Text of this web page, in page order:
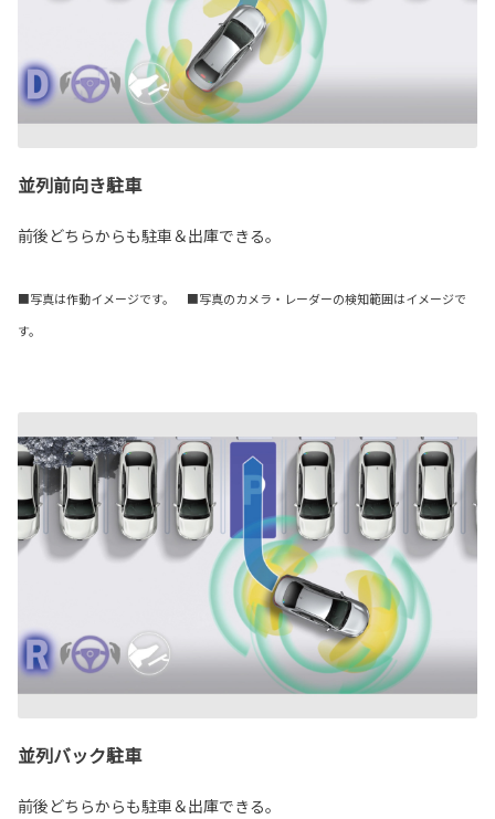
並列前向き駐車
前後どちらからも駐車＆出庫できる。
■写真は作動イメージです。 ■写真のカメラ・レーダーの検知範囲はイメージで
す。
並列バック駐車
前後どちらからも駐車＆出庫できる。